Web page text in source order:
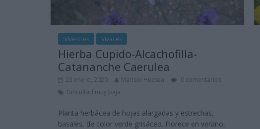
Silvestres Vivaces
Hierba Cupido-Alcachofilla-
Catananche Caerulea
23 enero, 2020 Marisol Huesca
0 comentarios
Dificultad muy baja
Planta herbácea de hojas alargadas y estrechas,
basales, de color verde grisáceo. Florece en verano,